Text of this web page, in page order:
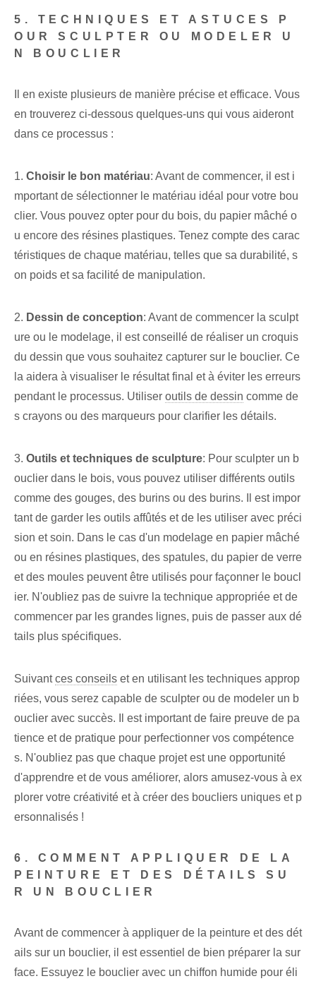
5. TECHNIQUES ET ASTUCES P
OUR SCULPTER OU MODELER U
N BOUCLIER
Il en existe plusieurs de manière précise et efficace. Vous
en trouverez ci-dessous quelques-uns qui vous aideront
dans ce processus :
1. Choisir le bon matériau: Avant de commencer, il est i
mportant de sélectionner le matériau idéal pour votre bou
clier. Vous pouvez opter pour du bois, du papier mâché o
u encore des résines plastiques. Tenez compte des carac
téristiques de chaque matériau, telles que sa durabilité, s
on poids et sa facilité de manipulation.
2. Dessin de conception: Avant de commencer la sculpt
ure ou le modelage, il est conseillé de réaliser un croquis
du dessin que vous souhaitez capturer sur le bouclier. Ce
la aidera à visualiser le résultat final et à éviter les erreurs
pendant le processus. Utiliser outils de dessin comme de
s crayons ou des marqueurs pour clarifier les détails.
3. Outils et techniques de sculpture: Pour sculpter un b
ouclier dans le bois, vous pouvez utiliser différents outils
comme des gouges, des burins ou des burins. Il est impor
tant de garder les outils affûtés et de les utiliser avec préci
sion et soin. Dans le cas d'un modelage en papier mâché
ou en résines plastiques, des spatules, du papier de verre
et des moules peuvent être utilisés pour façonner le boucl
ier. N'oubliez pas de suivre la technique appropriée et de
commencer par les grandes lignes, puis de passer aux dé
tails plus spécifiques.
Suivantces conseils et en utilisant les techniques approp
riées, vous serez capable de sculpter ou de modeler un b
ouclier avec succès. Il est important de faire preuve de pa
tience et de pratique pour perfectionner vos compétence
s. N'oubliez pas que chaque projet est une opportunité
d'apprendre et de vous améliorer, alors amusez-vous à ex
plorer votre créativité et à créer des boucliers uniques et p
ersonnalisés !
6. COMMENT APPLIQUER DE LA
PEINTURE ET DES DÉTAILS SU
R UN BOUCLIER
Avant de commencer à appliquer de la peinture et des dét
ails sur un bouclier, il est essentiel de bien préparer la sur
face. Essuyez le bouclier avec un chiffon humide pour éli